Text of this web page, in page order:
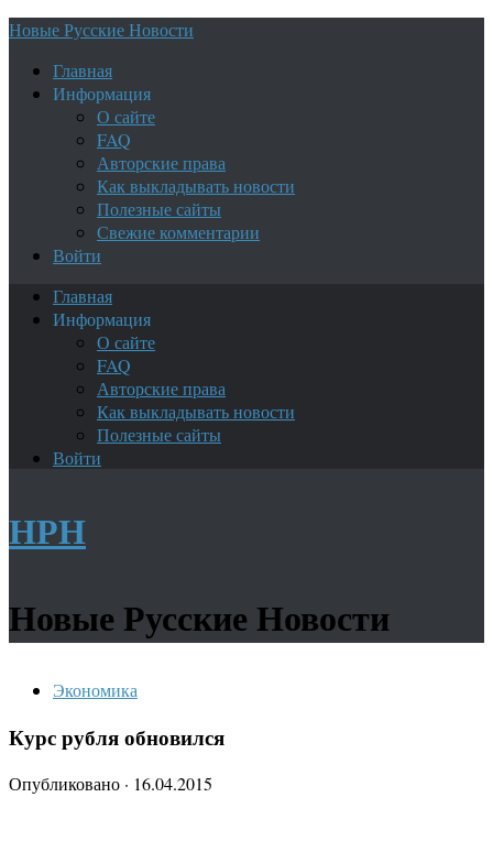
Новые Русские Новости
Главная
Информация
О сайте
FAQ
Авторские права
Как выкладывать новости
Полезные сайты
Свежие комментарии
Войти
Главная
Информация
О сайте
FAQ
Авторские права
Как выкладывать новости
Полезные сайты
Войти
НРН
Новые Русские Новости
Экономика
Курс рубля обновился
Опубликовано · 16.04.2015